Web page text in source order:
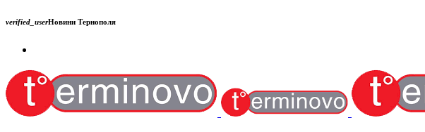
verified_userНовини Тернополя